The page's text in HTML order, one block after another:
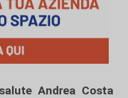
Andrea Costa